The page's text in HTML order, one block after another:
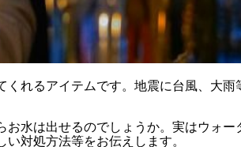
れるアイテムです。地震に台風、大
水は出せるのでしょうか。実はウォ
対処方法等をお伝えします。